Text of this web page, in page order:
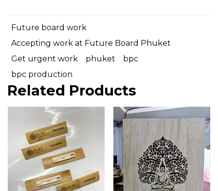
Future board work
Accepting work at Future Board Phuket
Get urgent work
phuket
bpc
bpc production
Related Products